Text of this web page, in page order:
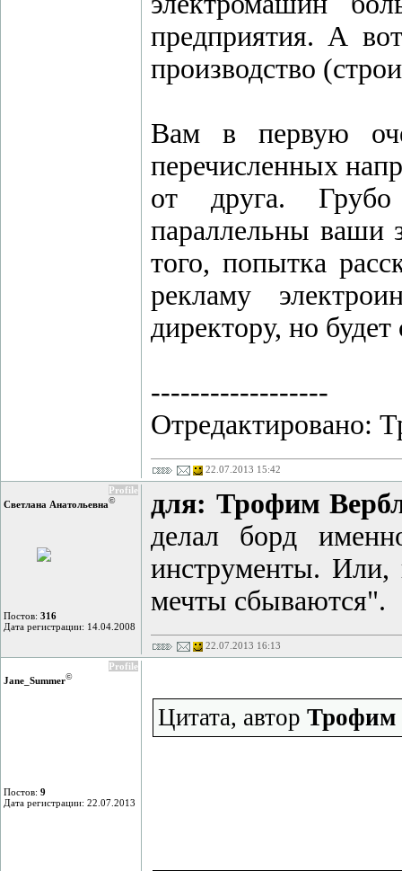
предприятия. А
производство
Вам в первую
перечисленных
от друга. Грубо
параллельны ваши
того, попытка
рекламу
директору, но
------------------
Отредактировано:
22.07.2013 15:42
Profile
Светлана Анатольевна©
Постов: 316
Дата регистрации: 14.04.2008
для: Трофим
делал борд
инструменты.
мечты сбываются".
22.07.2013 16:13
Profile
Jane_Summer©
Постов: 9
Дата регистрации: 22.07.2013
Цитата, автор Трофим